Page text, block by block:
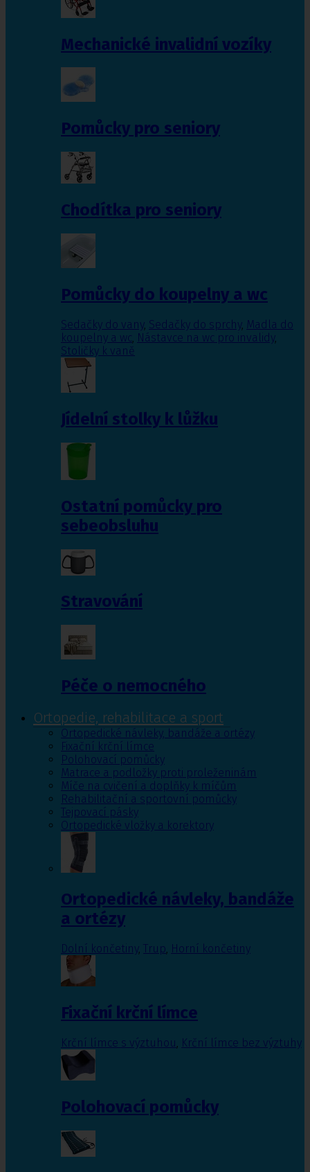
Mechanické invalidní vozíky
Pomůcky pro seniory
Chodítka pro seniory
Pomůcky do koupelny a wc
Sedačky do vany, Sedačky do sprchy, Madla do
koupelny a wc, Nástavce na wc pro invalidy,
Stoličky k vaně
Jídelní stolky k lůžku
Ostatní pomůcky pro
sebeobsluhu
Stravování
Péče o nemocného
Ortopedie, rehabilitace a sport
Ortopedické návleky, bandáže a ortézy
Fixační krční límce
Polohovací pomůcky
Matrace a podložky proti proleženinám
Míče na cvičení a doplňky k míčům
Rehabilitační a sportovní pomůcky
Tejpovací pásky
Ortopedické vložky a korektory
Ortopedické návleky, bandáže
a ortézy
Dolní končetiny, Trup, Horní končetiny
Fixační krční límce
Krční límce s výztuhou Krční límce bez výztuhy
Polohovací pomůcky